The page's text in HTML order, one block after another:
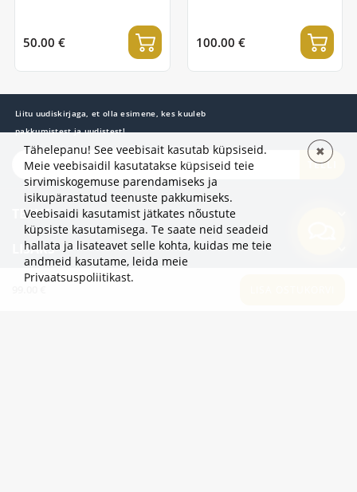
50.00 € 100.00 €
Liitu uudiskirjaga, et olla esimene, kes kuuleb
pakkumistest ja uudistest!
TELLI
TEAVE
LISAKS
KATEGOORIAD
Tähelepanu! See veebisait kasutab küpsiseid.
Meie veebisaidil kasutatakse küpsiseid teie
sirvimiskogemuse parendamiseks ja
isikupärastatud teenuste pakkumiseks.
Veebisaidi kasutamist jätkates nõustute
küpsiste kasutamisega. Te saate neid seadeid
hallata ja lisateavet selle kohta, kuidas me teie
andmeid kasutame, leida meie
Privaatsuspoliitikast.
✖